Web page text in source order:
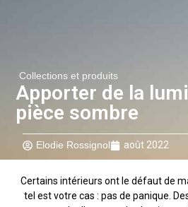
Collections et produits
Apporter de la
pièce sombre
Elodie Rossignol août 2022
Certains intérieurs ont le défaut de
tel est votre cas : pas de panique.